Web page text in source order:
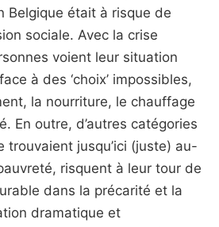
Belgique était à risque de
sociale. Avec la crise
voient leur situation
à des ‘choix’ impossibles,
la nourriture, le chauffage
En outre, d’autres catégories
trouvaient jusqu’ici (juste) au-
risquent à leur tour de
dans la précarité et la
dramatique et